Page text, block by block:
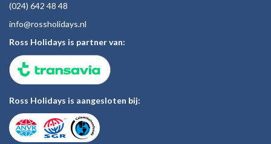
(024) 642 48 48
info@rossholidays.nl
Ross Holidays is partner van:
Ross Holidays is aangesloten bij: